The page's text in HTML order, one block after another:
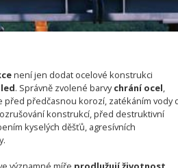
není jen dodat ocelové konstrukci
. Správně zvolené barvychrání ocel,
před předčasnou korozí, zatékáním vody
konstrukcí, před destruktivní
kyselých děšťů, agresívních